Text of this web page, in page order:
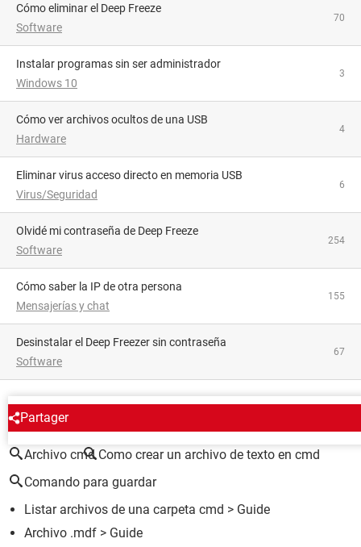
Cómo eliminar el Deep Freeze
Software
70
Instalar programas sin ser administrador
Windows 10
3
Cómo ver archivos ocultos de una USB
Hardware
4
Eliminar virus acceso directo en memoria USB
Virus/Seguridad
6
Olvidé mi contraseña de Deep Freeze
Software
254
Cómo saber la IP de otra persona
Mensajerías y chat
155
Desinstalar el Deep Freezer sin contraseña
Software
67
Partager
ALREDEDOR DEL MISMO TEMA
Archivo cmd Como crear un archivo de texto en cmd
Comando para guardar
Listar archivos de una carpeta cmd > Guide
Archivo .mdf > Guide